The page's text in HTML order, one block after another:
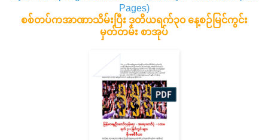
Pages)
စစ်တပ်ကအာဏာသိမ်းပြီး ဒုတိယရက်၃၀ နေ့စဉ်မြင်ကွင်း
မှတ်တမ်း စာအုပ်